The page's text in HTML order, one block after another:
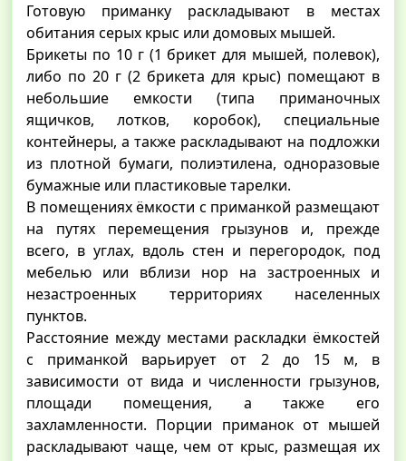
Готовую приманку раскладывают в местах
обитания серых крыс или домовых мышей.
Брикеты по 10 г (1 брикет для мышей, полевок),
либо по 20 г (2 брикета для крыс) помещают в
небольшие емкости (типа приманочных
ящичков, лотков, коробок), специальные
контейнеры, а также раскладывают на подложки
из плотной бумаги, полиэтилена, одноразовые
бумажные или пластиковые тарелки.
В помещениях ёмкости с приманкой размещают
на путях перемещения грызунов и, прежде
всего, в углах, вдоль стен и перегородок, под
мебелью или вблизи нор на застроенных и
незастроенных территориях населенных
пунктов.
Расстояние между местами раскладки ёмкостей
с приманкой варьирует от 2 до 15 м, в
зависимости от вида и численности грызунов,
площади помещения, а также его
захламленности. Порции приманок от мышей
раскладывают чаще, чем от крыс, размещая их